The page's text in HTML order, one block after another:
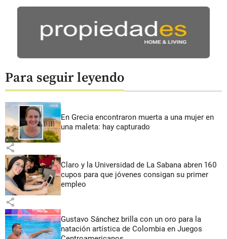
Para seguir leyendo
En Grecia encontraron muerta a una mujer en
una maleta: hay capturado
share
Claro y la Universidad de La Sabana abren 160
cupos para que jóvenes consigan su primer
empleo
share
Gustavo Sánchez brilla con un oro para la
natación artística de Colombia en Juegos